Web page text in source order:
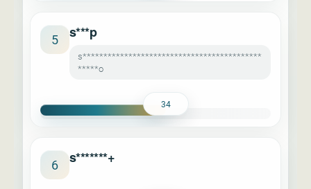
5 s***p
s*******************************************
*****o
34
6 s*******+